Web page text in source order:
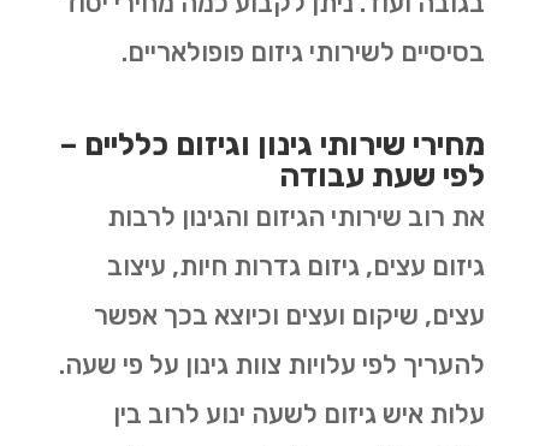
בסיסיים לשירותי גיזום פופולאריים.
מחירי שירותי גינון וגיזום כלליים –
לפי שעת עבודה
את רוב שירותי הגיזום והגינון לרבות
גיזום עצים, גיזום גדרות חיות, עיצוב
עצים, שיקום ועצים וכיוצא בכך אפשר
להעריך לפי עלויות צוות גינון על פי שעה.
עלות איש גיזום לשעה ינוע לרוב בין